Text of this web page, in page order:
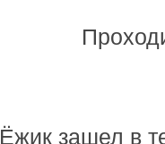
Ёжик зашел в